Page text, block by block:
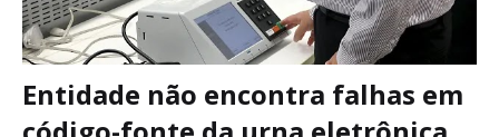
Entidade não encontra falhas em